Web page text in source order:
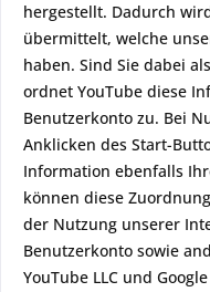
hergestellt. Dadurch
übermittelt, welche
haben. Sind Sie dabei
ordnet YouTube diese
Benutzerkonto zu. Bei
Anklicken des Start-
Information ebenfalls
können diese
der Nutzung unserer
Benutzerkonto sowie
YouTube LLC und